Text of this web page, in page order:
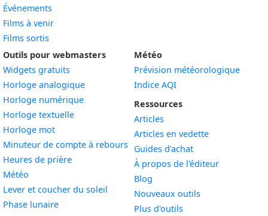
Événements
Films à venir
Films sortis
Outils pour webmasters
Widgets gratuits
Horloge analogiqueWidget
Horloge numériqueWidget
Horloge textuelleWidget
Horloge motWidget
Minuteur de compte à rebours Widget
Heures de prièreWidget
Météo
Lever et coucher du soleil
Phase lunaireWidget
Météo
Prévision météorologique
Indice AQI
Ressources
Articles
Articles en vedette
Guides d'achat
À propos de l'éditeur
Blog
Nouveaux outils
Plus d'outils